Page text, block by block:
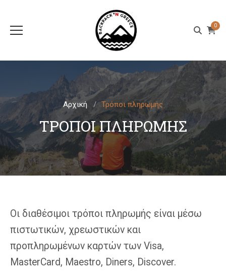
0
Αρχική Τρόποι πληρωμής
ΤΡΌΠΟΙ ΠΛΗΡΩΜΉΣ
Οι διαθέσιμοι τρόποι πληρωμής είναι μέσω
πιστωτικών, χρεωστικών και
προπληρωμένων καρτών των Visa,
MasterCard, Maestro, Diners, Discover.